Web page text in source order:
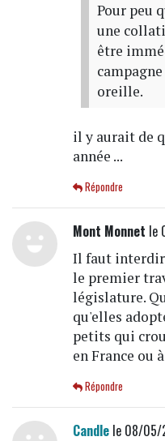
Pour peu
une
être
oreille.
il y aurait de
année ...
Répondre
Mont Monnet le
Il faut
le premier
législature.
qu'elles
petits qui
en France ou
Répondre
Candlele 08/05/